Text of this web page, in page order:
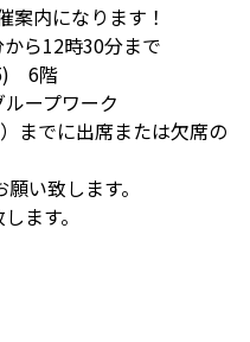
案内になります！
ら12時30分まで
6階
ープワーク
までに出席または欠席の
い致します。
ます。